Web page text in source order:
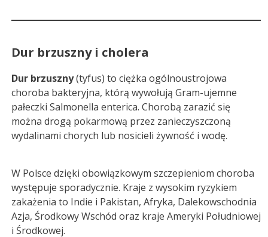
Dur brzuszny i cholera
Dur brzuszny(tyfus) to ciężka ogólnoustrojowa
choroba bakteryjna, którą wywołują Gram-ujemne
pałeczki Salmonella enterica. Chorobą zarazić się
można drogą pokarmową przez zanieczyszczoną
wydalinami chorych lub nosicieli żywność i wodę.
W Polsce dzięki obowiązkowym szczepieniom choroba
występuje sporadycznie. Kraje z wysokim ryzykiem
zakażenia to Indie i Pakistan, Afryka, Dalekowschodnia
Azja, Środkowy Wschód oraz kraje Ameryki Południowej
i Środkowej.